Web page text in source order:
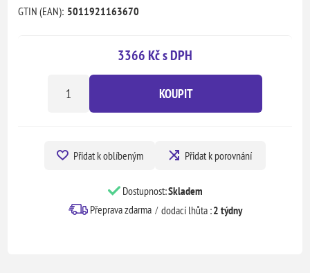
GTIN (EAN): 5011921163670
3366 Kč s DPH
KOUPIT
Přidat k oblíbeným Přidat k porovnání
Dostupnost:Skladem
Přeprava zdarma
dodací lhůta :2 týdny